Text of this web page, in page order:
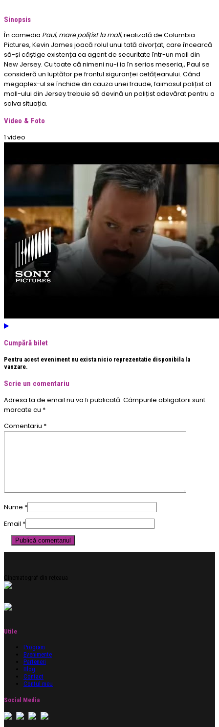
Sinopsis
În comedia Paul, mare polițist la mall, realizată de Columbia
Pictures, Kevin James joacă rolul unui tată divorțat, care încearcă
să-și câștige existența ca agent de securitate într-un mall din
New Jersey. Cu toate că nimeni nu-i ia în serios meseria,, Paul se
consideră un luptător pe frontul siguranței cetățeanului. Când
megaplex-ul se închide din cauza unei fraude, faimosul polițist al
mall-ului din Jersey trebuie să devină un polițist adevărat pentru a
salva situația.
Video & Foto
1 video
Cumpără bilet
Pentru acest eveniment nu exista nicio reprezentatie disponibila la
vanzare.
Scrie un comentariu
Adresa ta de email nu va fi publicată. Câmpurile obligatorii sunt
marcate cu *
Comentariu *
Nume *
Email *
Cinematograf din rețeaua
Utile
Program
Evenimente
Parteneri
Blog
Contact
Contul meu
Social Media